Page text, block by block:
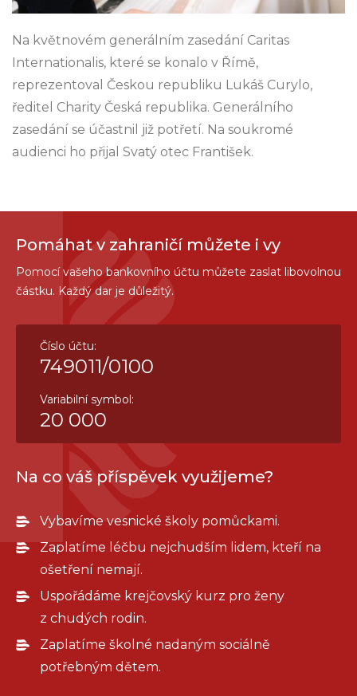
Na květnovém generálním zasedání Caritas
Internationalis, které se konalo v Římě,
reprezentoval Českou republiku Lukáš Curylo,
ředitel Charity Česká republika. Generálního
zasedání se účastnil již potřetí. Na soukromé
audienci ho přijal Svatý otec František.
Pomáhat v zahraničí můžete i vy
Pomocí vašeho bankovního účtu můžete zaslat libovolnou
částku. Každý dar je důležitý.
Číslo účtu:
749011/0100
Variabilní symbol:
20 000
Na co váš příspěvek využijeme?
Vybavíme vesnické školy pomůckami.
Zaplatíme léčbu nejchudším lidem, kteří na
ošetření nemají.
Uspořádáme krejčovský kurz pro ženy
z chudých rodin.
Zaplatíme školné nadaným sociálně
potřebným dětem.